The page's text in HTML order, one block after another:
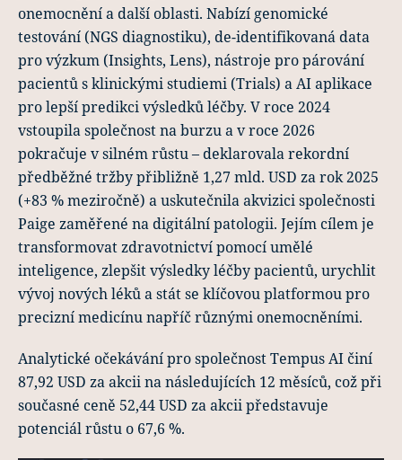
onemocnění a další oblasti. Nabízí genomické
testování (NGS diagnostiku), de-identifikovaná data
pro výzkum (Insights, Lens), nástroje pro párování
pacientů s klinickými studiemi (Trials) a AI aplikace
pro lepší predikci výsledků léčby. V roce 2024
vstoupila společnost na burzu a v roce 2026
pokračuje v silném růstu – deklarovala rekordní
předběžné tržby přibližně 1,27 mld. USD za rok 2025
(+83 % meziročně) a uskutečnila akvizici společnosti
Paige zaměřené na digitální patologii. Jejím cílem je
transformovat zdravotnictví pomocí umělé
inteligence, zlepšit výsledky léčby pacientů, urychlit
vývoj nových léků a stát se klíčovou platformou pro
precizní medicínu napříč různými onemocněními.
Analytické očekávání pro společnost Tempus AI činí
87,92 USD za akcii na následujících 12 měsíců, což při
současné ceně 52,44 USD za akcii představuje
potenciál růstu o 67,6 %.